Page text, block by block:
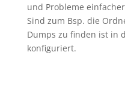
und Probleme
Sind zum Bsp. die
Dumps zu finden ist in
konfiguriert.